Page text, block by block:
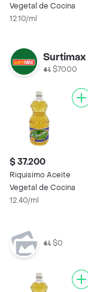
Vegetal de Cocina
12.10/ml
Surtimax
$7000
$ 37.200
Riquisimo Aceite
Vegetal de Cocina
12.40/ml
$0